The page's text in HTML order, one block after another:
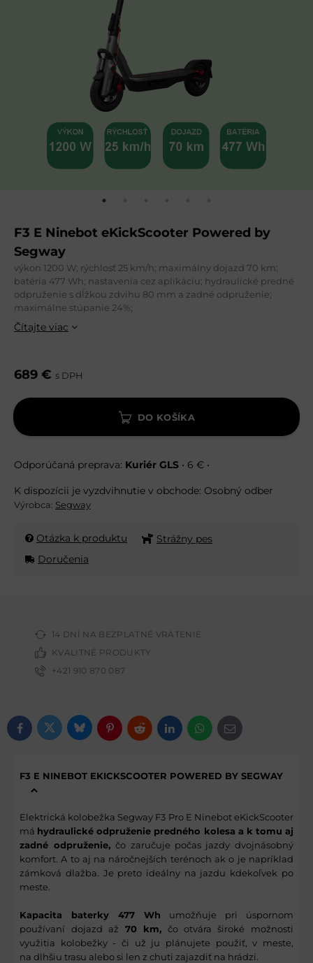
F3 E Ninebot eKickScooter Powered by
Segway
výkon 1200 W; rýchlosť 25 km/h; maximálny dojazd 70 km;
batéria 477 Wh; nastavenia cez aplikáciu; hydraulické predné
odpruženie s dĺžkou zdvihu 80 mm a zadné odpruženie;
maximálne stúpanie 24%;
Čítajte viac
689 € s DPH
DO KOŠÍKA
Kuriér GLS • 6 € •
Osobný odber
Výrobca: Segway
Otázka k produktu
Strážny pes
Doručenia
14 DNÍ NA BEZPLATNÉ VRÁTENIE
KVALITNÉ PRODUKTY
+421 910 870 087
FacebookTwitterBlueskyPinterestRedditLinkedInWhatsApp
E-mail
F3 E NINEBOT EKICKSCOOTER POWERED BY SEGWAY
Elektrická kolobežka Segway F3 Pro E Ninebot eKickScooter
má hydraulické odpruženie predného kolesa a k tomu aj
zadné odpruženie,čo zaručuje počas jazdy dvojnásobný
komfort. A to aj na náročnejších terénoch ak o je napríklad
zámková dlažba. Je preto ideálny na jazdu kdekoľvek po
meste.
Kapacita baterky 477 Wh umožňuje pri úspornom
používaní dojazd až 70 km, čo otvára široké možnosti
využitia kolobežky - či už ju plánujete použiť, v meste,
na dlhšiu trasu alebo si len z chuti zajazdiť na hrádzi.